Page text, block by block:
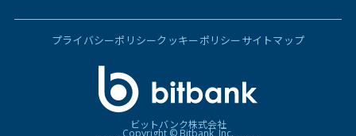
プライバシーポリシークッキーポリシーサイトマップ
ビットバンク株式会社
Copyright © Bitbank, Inc.